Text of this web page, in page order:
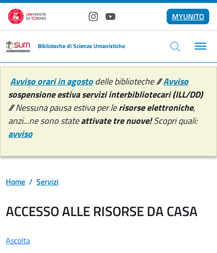
Salta al contenuto principale
Instagram
YouTube
MYUNITO
Biblioteche di Scienze Umanistiche
Avviso orari in agostodelle biblioteche ///Avviso
sospensione estiva servizi interbibliotecari (ILL/DD)
/// Nessuna pausa estiva per lerisorse elettroniche,
anzi...ne sono stateattivate tre nuove!Scopri quali:
avviso
Home Servizi
ACCESSO ALLE RISORSE DA CASA
Ascolta